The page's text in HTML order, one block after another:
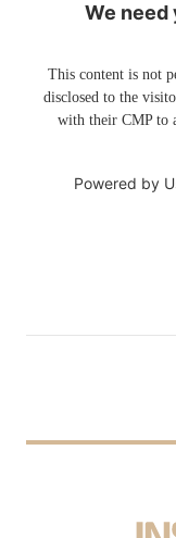
We need
This content is not
disclosed to the
with their CMP to
Powered by